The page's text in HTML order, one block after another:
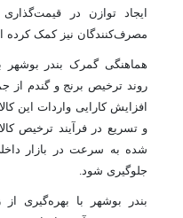
ایجاد توازن در
مصرف‌کنندگان نیز کمک کرده
هماهنگی گمرک بندر بوشهر
روند ترخیص برنج و گندم
افزایش کارایی واردات این
و تسریع در فرآیند ترخیص
شده به سرعت در بازار
جلوگیری شود.
بندر بوشهر با بهره‌گیری